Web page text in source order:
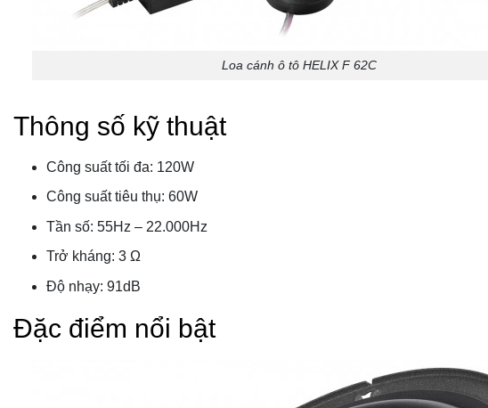
Loa cánh ô tô HELIX F 62C
Thông số kỹ thuật
Công suất tối đa: 120W
Công suất tiêu thụ: 60W
Tần số: 55Hz – 22.000Hz
Trở kháng: 3 Ω
Độ nhạy: 91dB
Đặc điểm nổi bật